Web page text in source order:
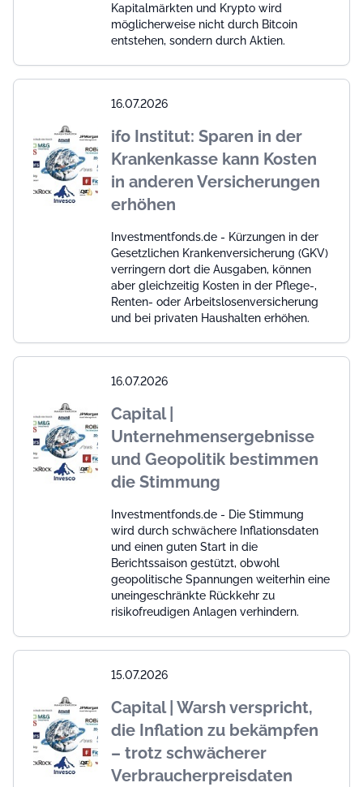
Kapitalmärkten und Krypto wird
möglicherweise nicht durch Bitcoin
entstehen, sondern durch Aktien.
16.07.2026
ifo Institut: Sparen in der
Krankenkasse kann Kosten
in anderen Versicherungen
erhöhen
Investmentfonds.de - Kürzungen in der
Gesetzlichen Krankenversicherung (GKV)
verringern dort die Ausgaben, können
aber gleichzeitig Kosten in der Pflege-,
Renten- oder Arbeitslosenversicherung
und bei privaten Haushalten erhöhen.
16.07.2026
Capital |
Unternehmensergebnisse
und Geopolitik bestimmen
die Stimmung
Investmentfonds.de - Die Stimmung
wird durch schwächere Inflationsdaten
und einen guten Start in die
Berichtssaison gestützt, obwohl
geopolitische Spannungen weiterhin eine
uneingeschränkte Rückkehr zu
risikofreudigen Anlagen verhindern.
15.07.2026
Capital | Warsh verspricht,
die Inflation zu bekämpfen
– trotz schwächerer
Verbraucherpreisdaten